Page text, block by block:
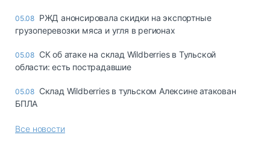
05.08 РЖД анонсировала скидки на экспортные
грузоперевозки мяса и угля в регионах
05.08 СК об атаке на склад Wildberries в Тульской
области: есть пострадавшие
05.08 Склад Wildberries в тульском Алексине атакован
БПЛА
Все новости